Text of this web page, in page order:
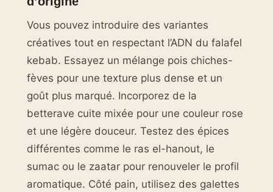
Vous pouvez introduire des variantes
créatives tout en respectant l’ADN du falafel
kebab. Essayez un mélange pois chiches-
fèves pour une texture plus dense et un
goût plus marqué. Incorporez de la
betterave cuite mixée pour une couleur rose
et une légère douceur. Testez des épices
différentes comme le ras el-hanout, le
sumac ou le zaatar pour renouveler le profil
aromatique. Côté pain, utilisez des galettes